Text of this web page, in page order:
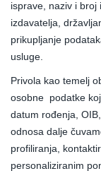
isprave, naziv i broj
izdavatelja,
prikupljanje
usluge.
Privola kao temelj
osobne podatke
datum rođenja,
odnosa dalje
profiliranja,
personaliziranim